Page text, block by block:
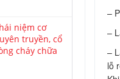
niệm cơ
truyền, cổ
cháy chữa
–
–
–
lỗ